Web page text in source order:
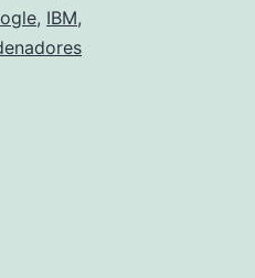
, IBM,